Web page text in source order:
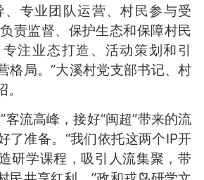
、专业团队运营、村民参与受
责监督、保护生态和保障村民
注业态打造、活动策划和引
格局。”大溪村党支部书记、村
流高峰，接好“闽超”带来的流
了准备。“我们依托这两个IP开
研学课程，吸引人流集聚，带